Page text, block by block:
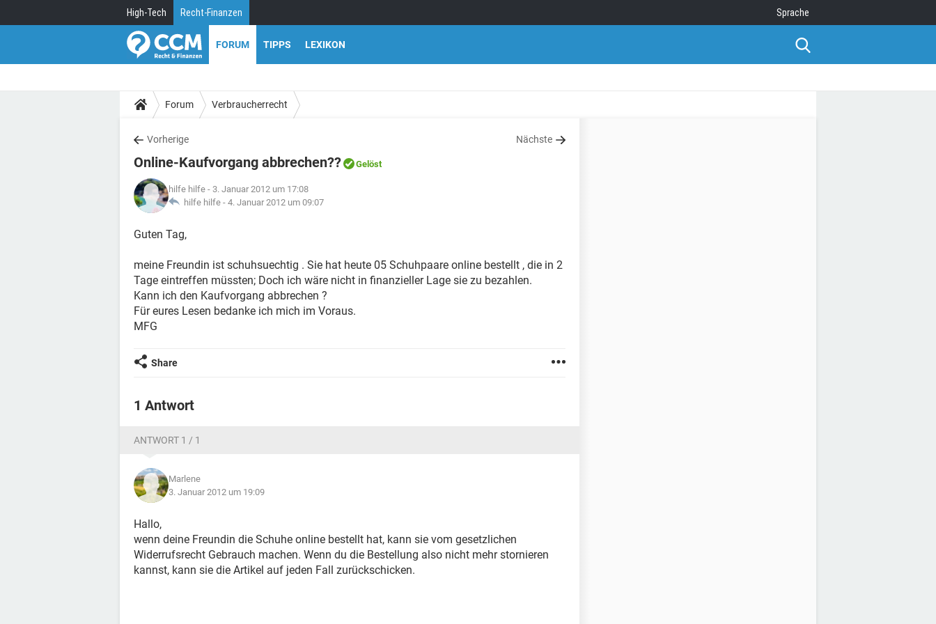
High-Tech Recht-Finanzen Sprache
FORUM TIPPS LEXIKON
Forum Verbraucherrecht
Vorherige Nächste
Online-Kaufvorgang abbrechen?? Gelöst
hilfe hilfe - 3. Januar 2012 um 17:08
hilfe hilfe - 4. Januar 2012 um 09:07
Guten Tag,
meine Freundin ist schuhsuechtig . Sie hat heute 05 Schuhpaare online bestellt , die in 2
Tage eintreffen müssten; Doch ich wäre nicht in finanzieller Lage sie zu bezahlen.
Kann ich den Kaufvorgang abbrechen ?
Für eures Lesen bedanke ich mich im Voraus.
MFG
Share
1 Antwort
ANTWORT 1 / 1
Marlene
3. Januar 2012 um 19:09
Hallo,
wenn deine Freundin die Schuhe online bestellt hat, kann sie vom gesetzlichen
Widerrufsrecht Gebrauch machen. Wenn du die Bestellung also nicht mehr stornieren
kannst, kann sie die Artikel auf jeden Fall zurückschicken.